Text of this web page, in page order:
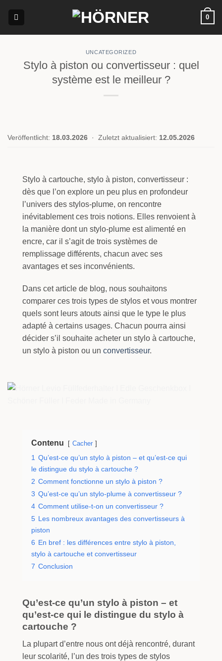
0
UNCATEGORIZED
Stylo à piston ou convertisseur : quel
système est le meilleur ?
Veröffentlicht: 18.03.2026 · Zuletzt aktualisiert: 12.05.2026
Stylo à cartouche, stylo à piston, convertisseur :
dès que l’on explore un peu plus en profondeur
l’univers des stylos-plume, on rencontre
inévitablement ces trois notions. Elles renvoient à
la manière dont un stylo-plume est alimenté en
encre, car il s’agit de trois systèmes de
remplissage différents, chacun avec ses
avantages et ses inconvénients.
Dans cet article de blog, nous souhaitons
comparer ces trois types de stylos et vous montrer
quels sont leurs atouts ainsi que le type le plus
adapté à certains usages. Chacun pourra ainsi
décider s’il souhaite acheter un stylo à cartouche,
un stylo à piston ou un convertisseur.
Contenu Cacher
1 Qu’est-ce qu’un stylo à piston – et qu’est-ce qui
le distingue du stylo à cartouche ?
2 Comment fonctionne un stylo à piston ?
3 Qu’est-ce qu’un stylo-plume à convertisseur ?
4 Comment utilise-t-on un convertisseur ?
5 Les nombreux avantages des convertisseurs à
piston
6 En bref : les différences entre stylo à piston,
stylo à cartouche et convertisseur
7 Conclusion
Qu’est-ce qu’un stylo à piston – et
qu’est-ce qui le distingue du stylo à
cartouche ?
La plupart d’entre nous ont déjà rencontré, durant
leur scolarité, l’un des trois types de stylos